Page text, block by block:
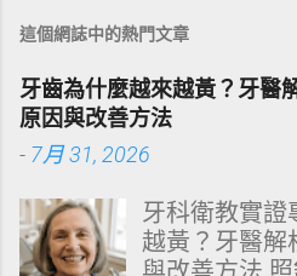
這個網誌中的熱門文章
牙齒為什麼越來越黃？牙醫
原因與改善方法
- 7月 31, 2026
牙科衛教實證
越黃？牙醫解